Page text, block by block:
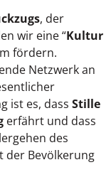
, der
wir eine “Kultur
fördern.
Netzwerk an
ist es, dass Stille
erfährt und dass
des
der Bevölkerung